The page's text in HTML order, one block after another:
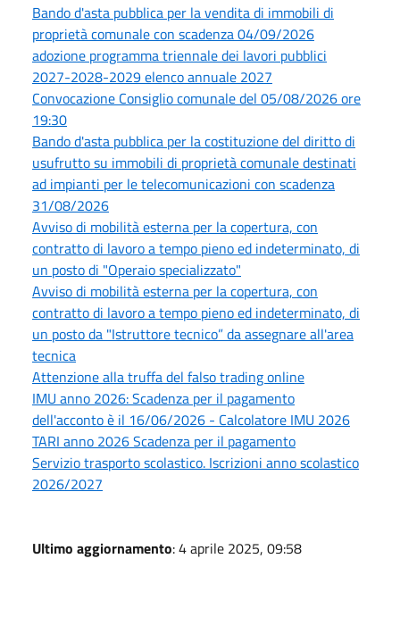
Bando d'asta pubblica per la vendita di immobili di
proprietà comunale con scadenza 04/09/2026
adozione programma triennale dei lavori pubblici
2027-2028-2029 elenco annuale 2027
Convocazione Consiglio comunale del 05/08/2026 ore
19:30
Bando d'asta pubblica per la costituzione del diritto di
usufrutto su immobili di proprietà comunale destinati
ad impianti per le telecomunicazioni con scadenza
31/08/2026
Avviso di mobilità esterna per la copertura, con
contratto di lavoro a tempo pieno ed indeterminato, di
un posto di "Operaio specializzato"
Avviso di mobilità esterna per la copertura, con
contratto di lavoro a tempo pieno ed indeterminato, di
un posto da "Istruttore tecnico” da assegnare all'area
tecnica
Attenzione alla truffa del falso trading online
IMU anno 2026: Scadenza per il pagamento
dell'acconto è il 16/06/2026 - Calcolatore IMU 2026
TARI anno 2026 Scadenza per il pagamento
Servizio trasporto scolastico. Iscrizioni anno scolastico
2026/2027
Ultimo aggiornamento: 4 aprile 2025, 09:58